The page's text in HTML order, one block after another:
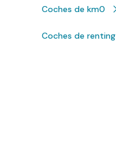
Coches de km0
Coches de renting